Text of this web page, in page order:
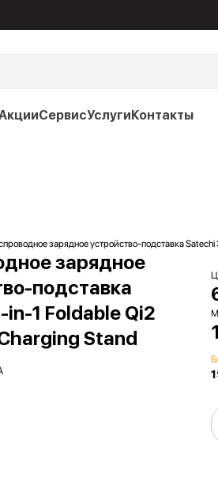
СервисУслугиКонтакты
зарядное устройство-подставка
зарядное
подставка
1 Foldable Qi2
Stand